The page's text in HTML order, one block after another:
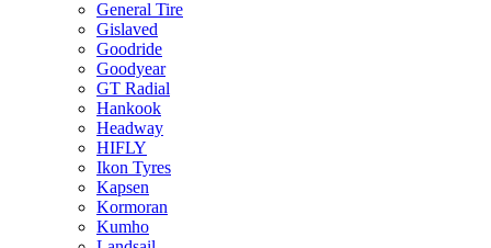
General Tire
Gislaved
Goodride
Goodyear
GT Radial
Hankook
Headway
HIFLY
Ikon Tyres
Kapsen
Kormoran
Kumho